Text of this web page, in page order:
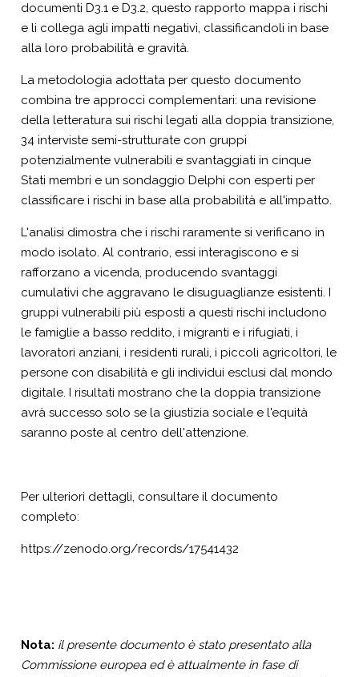
documenti D3.1 e D3.2, questo rapporto mappa i rischi
e li collega agli impatti negativi, classificandoli in base
alla loro probabilità e gravità.
La metodologia adottata per questo documento
combina tre approcci complementari: una revisione
della letteratura sui rischi legati alla doppia transizione,
34 interviste semi-strutturate con gruppi
potenzialmente vulnerabili e svantaggiati in cinque
Stati membri e un sondaggio Delphi con esperti per
classificare i rischi in base alla probabilità e all'impatto.
L'analisi dimostra che i rischi raramente si verificano in
modo isolato. Al contrario, essi interagiscono e si
rafforzano a vicenda, producendo svantaggi
cumulativi che aggravano le disuguaglianze esistenti. I
gruppi vulnerabili più esposti a questi rischi includono
le famiglie a basso reddito, i migranti e i rifugiati, i
lavoratori anziani, i residenti rurali, i piccoli agricoltori, le
persone con disabilità e gli individui esclusi dal mondo
digitale. I risultati mostrano che la doppia transizione
avrà successo solo se la giustizia sociale e l'equità
saranno poste al centro dell'attenzione.
Per ulteriori dettagli, consultare il documento
completo:
https://zenodo.org/records/17541432
Nota: il presente documento è stato presentato alla
Commissione europea ed è attualmente in fase di